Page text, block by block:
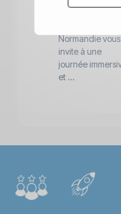
Normandie vous
invite à une
journée
et ...